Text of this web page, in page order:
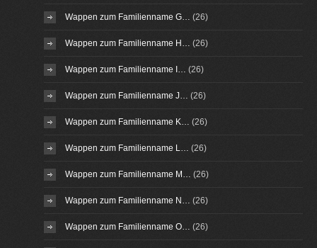
Wappen zum Familienname G… (26)
Wappen zum Familienname H… (26)
Wappen zum Familienname I… (26)
Wappen zum Familienname J… (26)
Wappen zum Familienname K… (26)
Wappen zum Familienname L… (26)
Wappen zum Familienname M… (26)
Wappen zum Familienname N… (26)
Wappen zum Familienname O… (26)